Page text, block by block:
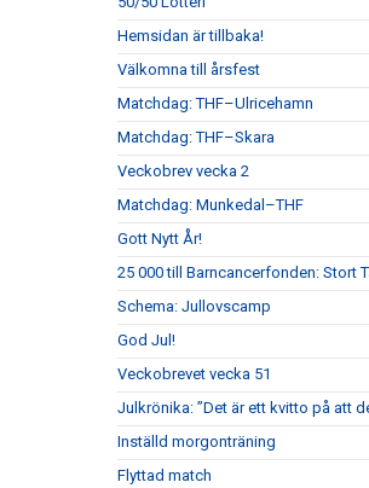
Hemsidan är tillbaka!
Välkomna till årsfest
Matchdag: THF–Ulricehamn
Matchdag: THF–Skara
Veckobrev vecka 2
Matchdag: Munkedal–THF
Gott Nytt År!
25 000 till Barncancerfonden: Stort
Schema: Jullovscamp
God Jul!
Veckobrevet vecka 51
Julkrönika: ”Det är ett kvitto på att
Inställd morgonträning
Flyttad match